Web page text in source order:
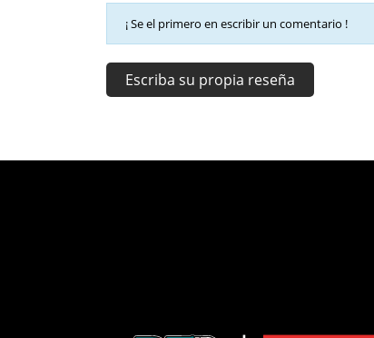
¡ Se el primero en escribir un comentario !
Escriba su propia reseña